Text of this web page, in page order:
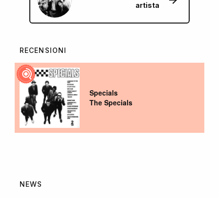
artista
RECENSIONI
Specials
The Specials
NEWS